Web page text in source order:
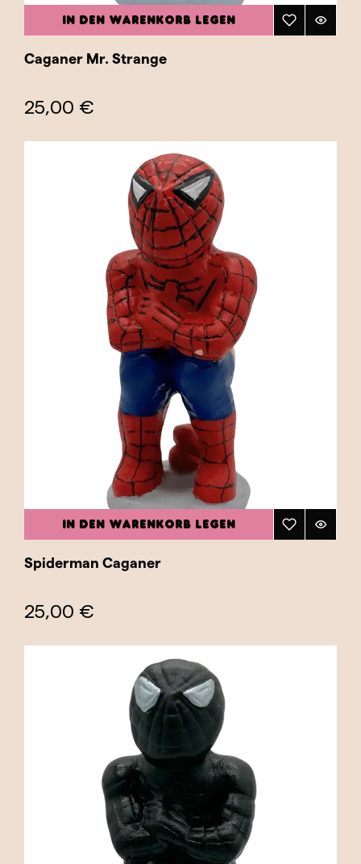
IN DEN WARENKORB LEGEN
Caganer Mr. Strange
25,00 €
IN DEN WARENKORB LEGEN
Spiderman Caganer
25,00 €